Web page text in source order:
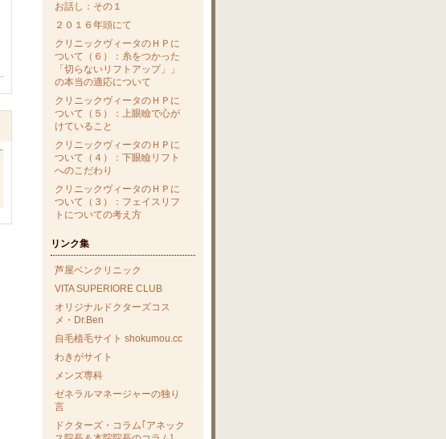
お話し：その１
２０１６年頭にて
クリニックヴィータのＨＰに
ついて（６）：糸をつかった
「切らないリフトアップ」」
の本当の適応について
クリニックヴィータのＨＰに
ついて（５）：上眼瞼で心が
けていること
クリニックヴィータのＨＰに
ついて（４）：下眼瞼リフト
へのこだわり
クリニックヴィータのＨＰに
ついて（３）：フェイスリフ
トについての考え方
リンク集
芦屋ベンクリニック
VITA SUPERIORE CLUB
オリジナルドクターズコス
メ・Dr.Ben
自毛植毛サイト shokumou.cc
わきがサイト
メンズ専科
ゼネラルマネージャーの独り
言
ドクターズ・コラム｢アネック